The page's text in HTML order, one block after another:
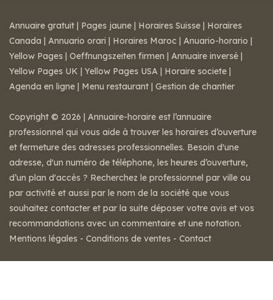
Annuaire gratuit | Pages jaune | Horaires Suisse | Horaires
Canada | Annuario orari | Horaires Maroc | Anuario-horario |
Yellow Pages | Oeffnungszeiten firmen | Annuaire inversé |
Yellow Pages UK | Yellow Pages USA | Horaire societe |
Agenda en ligne | Menu restaurant | Gestion de chantier
Copyright © 2026 | Annuaire-horaire est l’annuaire
professionnel qui vous aide à trouver les horaires d’ouverture
et fermeture des adresses professionnelles. Besoin d'une
adresse, d'un numéro de téléphone, les heures d’ouverture,
d’un plan d'accès ? Recherchez le professionnel par ville ou
par activité et aussi par le nom de la société que vous
souhaitez contacter et par la suite déposer votre avis et vos
recommandations avec un commentaire et une notation.
Mentions légales - Conditions de ventes - Contact